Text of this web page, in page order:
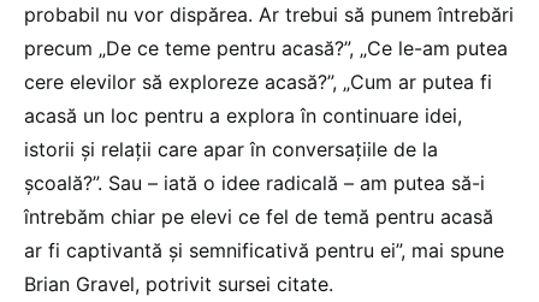
probabil nu vor dispărea. Ar trebui să punem întrebări
precum „De ce teme pentru acasă?”, „Ce le-am putea
cere elevilor să exploreze acasă?”, „Cum ar putea fi
acasă un loc pentru a explora în continuare idei,
istorii și relații care apar în conversațiile de la
școală?”. Sau – iată o idee radicală – am putea să-i
întrebăm chiar pe elevi ce fel de temă pentru acasă
ar fi captivantă și semnificativă pentru ei”, mai spune
Brian Gravel, potrivit sursei citate.